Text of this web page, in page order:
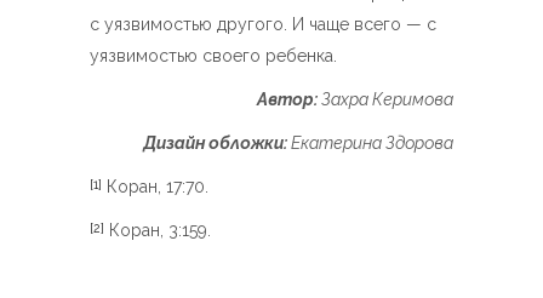
с уязвимостью другого. И чаще всего — с
уязвимостью своего ребенка.
Автор:Захра Керимова
Дизайн обложки:Екатерина Здорова
[1] Коран, 17:70.
[2] Коран, 3:159.